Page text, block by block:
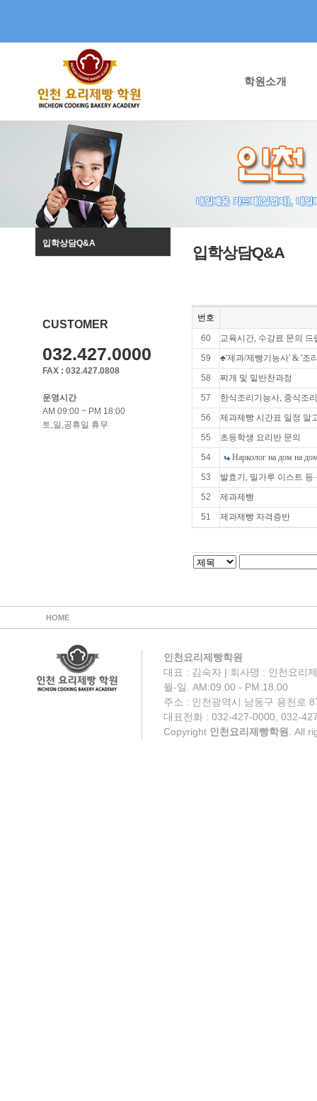
학원소개
입학상담Q&A
CUSTOMER
032.427.0000
FAX : 032.427.0808
운영시간
AM 09:00 ~ PM 18:00
토,일,공휴일 휴무
입학상담Q&A
번호
60
교육시간, 수강료 문의 드
59
♣'제과/제빵기능사' & '조
58
찌개 및 밑반찬과정
57
한식조리기능사, 중식조
56
제과제빵 시간표 일정 알
55
초등학생 요리반 문의
54
Нарколог на дом на
53
발효기, 밀가루 이스트 등
52
제과제빵
51
제과제빵 자격증반
HOME
인천요리제빵학원
대표 : 김숙자 | 회사명 : 인천요리
월-일. AM:09.00 - PM:18.00
주소 : 인천광역시 남동구 용천로
대표전화 : 032-427-0000, 032-
Copyright 인천요리제빵학원 . All